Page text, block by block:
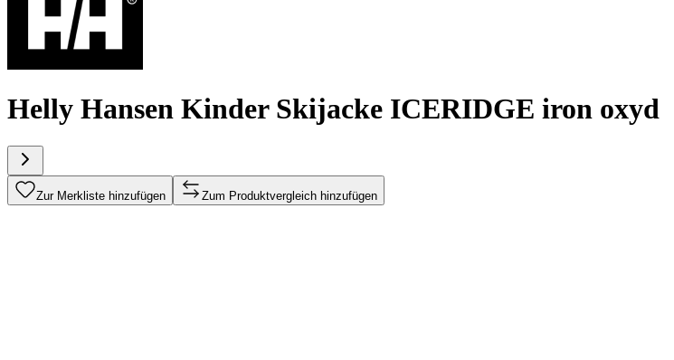
Helly Hansen Kinder Skijacke ICERIDGE iron oxyd
Zur Merkliste hinzufügen Zum Produktvergleich hinzufügen